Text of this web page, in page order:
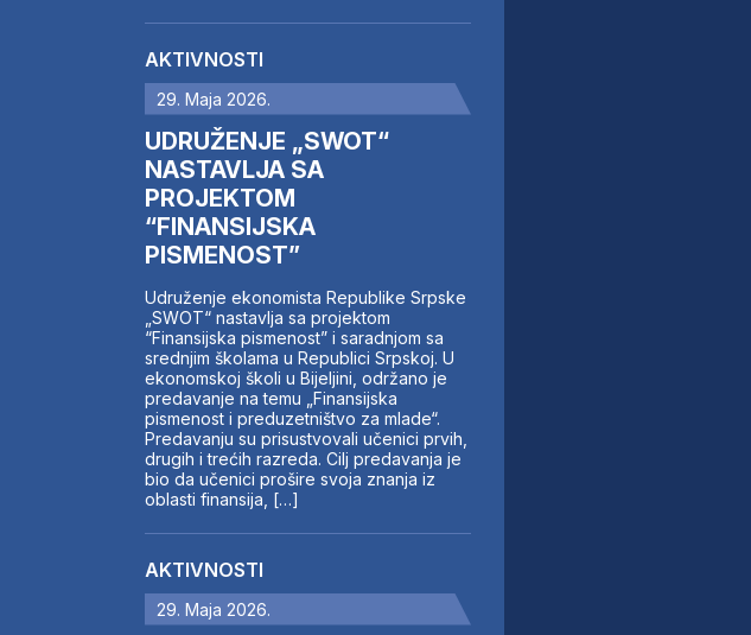
AKTIVNOSTI
29. Maja 2026.
UDRUŽENJE „SWOT“
NASTAVLJA SA
PROJEKTOM
“FINANSIJSKA
PISMENOST”
Udruženje ekonomista Republike Srpske
„SWOT“ nastavlja sa projektom
“Finansijska pismenost” i saradnjom sa
srednjim školama u Republici Srpskoj. U
ekonomskoj školi u Bijeljini, održano je
predavanje na temu „Finansijska
pismenost i preduzetništvo za mlade“.
Predavanju su prisustvovali učenici prvih,
drugih i trećih razreda. Cilj predavanja je
bio da učenici prošire svoja znanja iz
oblasti finansija, […]
AKTIVNOSTI
29. Maja 2026.